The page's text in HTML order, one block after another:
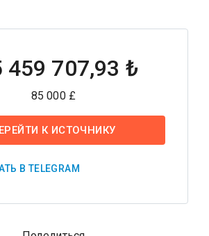
459 707,93 ₺
85 000 £
К ИСТОЧНИКУ
В TELEGRAM